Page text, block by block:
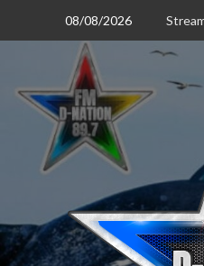
08/08/2026